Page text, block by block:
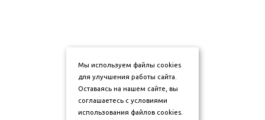
Мы используем файлы cookies
для улучшения работы сайта.
Оставаясь на нашем сайте, вы
соглашаетесь с условиями
использования файлов cookies.